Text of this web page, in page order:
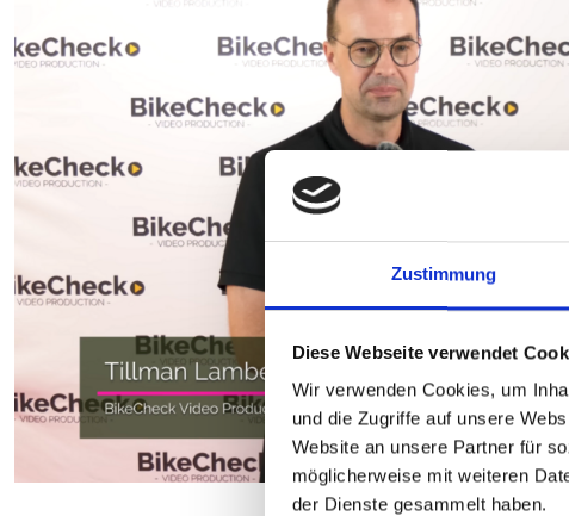
Zustimmung
Diese Webseite verwendet
Wir verwenden Cookies, um
und die Zugriffe auf unsere
Website an unsere Partner für
möglicherweise mit weiteren
der Dienste gesammelt haben.